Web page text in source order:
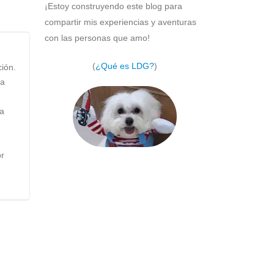
¡Estoy construyendo este blog para
compartir mis experiencias y aventuras
con las personas que amo!
(¿Qué es LDG?)